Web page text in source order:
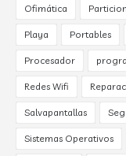
Ofimática
Playa Portables
Procesador
Redes Wifi
Salvapantallas
Sistemas Operativos